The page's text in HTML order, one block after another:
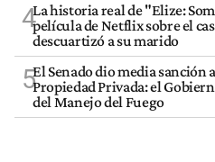
4La historia real de "Elize:
película de Netflix sobre el
descuartizó a su marido
5El Senado dio media sanción
Propiedad Privada: el
del Manejo del Fuego